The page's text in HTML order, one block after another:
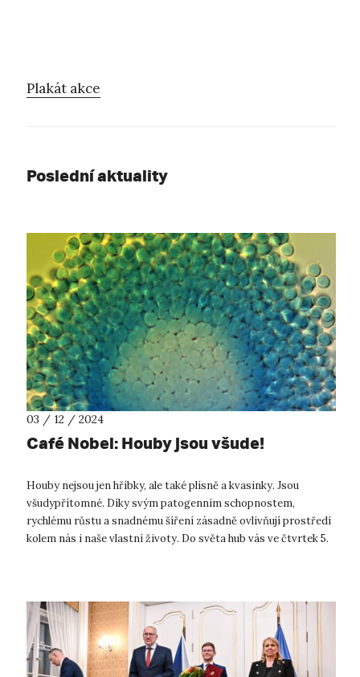
Plakát akce
Poslední aktuality
03 / 12 / 2024
Café Nobel: Houby jsou všude!
Houby nejsou jen hříbky, ale také plísně a kvasinky. Jsou
všudypřítomné. Díky svým patogenním schopnostem,
rychlému růstu a snadnému šíření zásadně ovlivňují prostředí
kolem nás i naše vlastní životy. Do světa hub vás ve čtvrtek 5.